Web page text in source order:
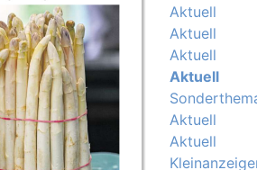
Aktuell
Aktuell
Aktuell
Aktuell
Aktuell
Aktuell